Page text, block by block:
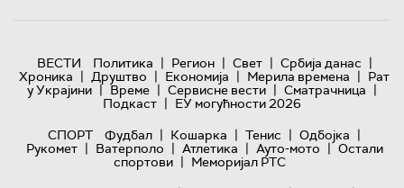
ВЕСТИ Политика | Регион | Свет | Србија данас |
Хроника | Друштво | Економија | Мерила времена | Рат
у Украјини | Време | Сервисне вести | Сматрачница |
Подкаст | ЕУ могућности 2026
СПОРТ
Фудбал | Кошарка | Тенис | Одбојка |
Рукомет | Ватерполо | Атлетика | Ауто-мото | Остали
спортови | Меморијал РТС